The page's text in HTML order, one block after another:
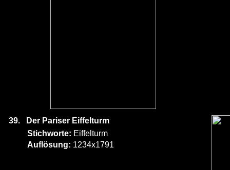
39.
Der Pariser Eiffelturm
Stichworte: Eiffelturm
Auflösung: 1234x1791